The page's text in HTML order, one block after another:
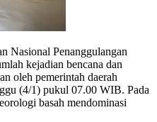
Nasional Penanggulangan
kejadian bencana dan
oleh pemerintah daerah
(4/1) pukul 07.00 WIB. Pada
basah mendominasi